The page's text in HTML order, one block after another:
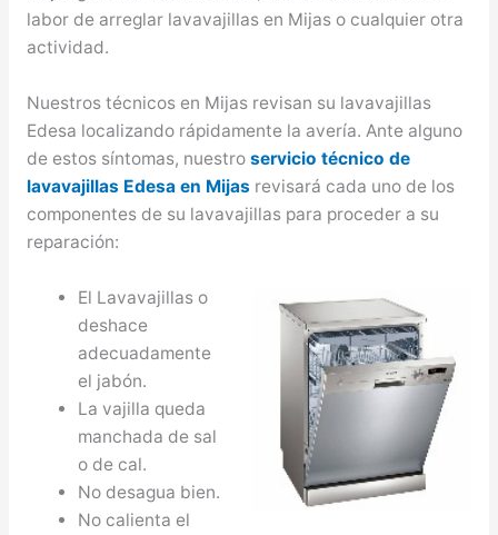
labor de arreglar lavavajillas en Mijas o cualquier otra
actividad.
Nuestros técnicos en Mijas revisan su lavavajillas
Edesa localizando rápidamente la avería. Ante alguno
de estos síntomas, nuestro servicio técnico de
lavavajillas Edesa en Mijas revisará cada uno de los
componentes de su lavavajillas para proceder a su
reparación:
El Lavavajillas o
deshace
adecuadamente
el jabón.
La vajilla queda
manchada de sal
o de cal.
No desagua bien.
No calienta el